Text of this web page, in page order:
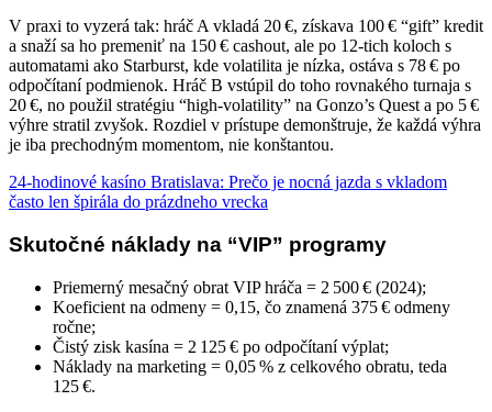
V praxi to vyzerá tak: hráč A vkladá 20 €, získava 100 € “gift” kredit
a snaží sa ho premeniť na 150 € cashout, ale po 12‑tich koloch s
automatami ako Starburst, kde volatilita je nízka, ostáva s 78 € po
odpočítaní podmienok. Hráč B vstúpil do toho rovnakého turnaja s
20 €, no použil stratégiu “high‑volatility” na Gonzo’s Quest a po 5 €
výhre stratil zvyšok. Rozdiel v prístupe demonštruje, že každá výhra
je iba prechodným momentom, nie konštantou.
24‑hodinové kasíno Bratislava: Prečo je nocná jazda s vkladom
často len špirála do prázdneho vrecka
Skutočné náklady na “VIP” programy
Priemerný mesačný obrat VIP hráča = 2 500 € (2024);
Koeficient na odmeny = 0,15, čo znamená 375 € odmeny
ročne;
Čistý zisk kasína = 2 125 € po odpočítaní výplat;
Náklady na marketing = 0,05 % z celkového obratu, teda
125 €.